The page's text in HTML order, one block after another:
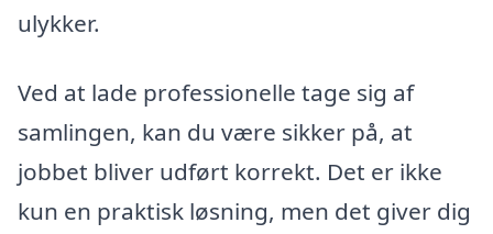
ulykker.
Ved at lade professionelle tage sig af
samlingen, kan du være sikker på, at
jobbet bliver udført korrekt. Det er ikke
kun en praktisk løsning, men det giver dig